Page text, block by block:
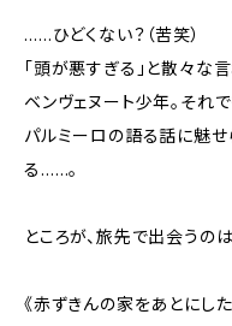
……ひどくない？（苦笑）
「頭が悪すぎる」と散々な
ベンヴェヌート少年。それ
パルミーロの語る話に魅せ
る……。
ところが、旅先で出会うの
《赤ずきんの家をあとにし